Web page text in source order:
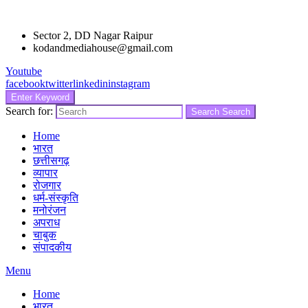
Sector 2, DD Nagar Raipur
kodandmediahouse@gmail.com
Youtube
facebooktwitterlinkedininstagram
Enter Keyword
Search for: Search Search
Home
भारत
छत्तीसगढ़
व्यापार
रोजगार
धर्म-संस्कृति
मनोरंजन
अपराध
चाबुक
संपादकीय
Menu
Home